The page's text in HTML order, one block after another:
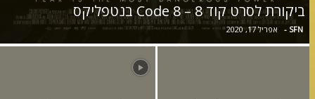
ביקורת לסרט קוד 8 – Code 8 בנטפליקס
SFN אפריל 17, 2020